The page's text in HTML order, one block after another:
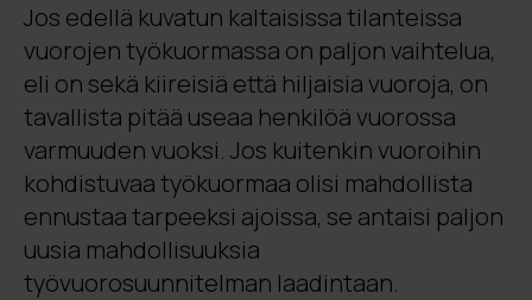
Jos edellä kuvatun kaltaisissa tilanteissa
vuorojen työkuormassa on paljon vaihtelua,
eli on sekä kiireisiä että hiljaisia vuoroja, on
tavallista pitää useaa henkilöä vuorossa
varmuuden vuoksi. Jos kuitenkin vuoroihin
kohdistuvaa työkuormaa olisi mahdollista
ennustaa tarpeeksi ajoissa, se antaisi paljon
uusia mahdollisuuksia
työvuorosuunnitelman laadintaan.